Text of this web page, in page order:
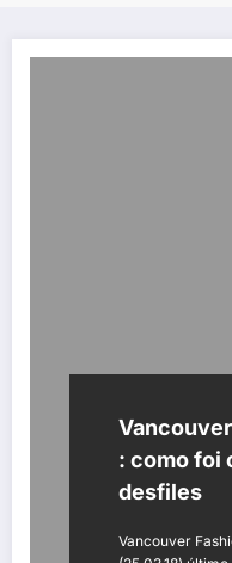
: como foi
desfiles
Vancouver